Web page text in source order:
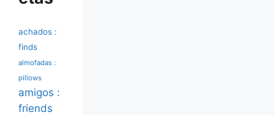
achados :
finds
almofadas :
pillows
amigos :
friends